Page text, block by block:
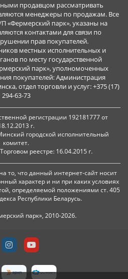
продавцом рассматривать
менеджеры по продажам. Все
«Фермерский парк», указаны на
контактами для связи по
прав покупателей.
местных исполнительных и
по месту государственной
парк», уполномоченных
покупателей: Администрация
отдел торговли и услуг: +375 (17)
294-63-73
регистрации 192181777 от
г.
городской исполнительный
комитет.
реестре: 16.04.2015 г.
что данный интернет-сайт носит
характер и ни при каких условиях
определяемой положениями ст. 405
Республики Беларусь.
парк», 2010-2026.